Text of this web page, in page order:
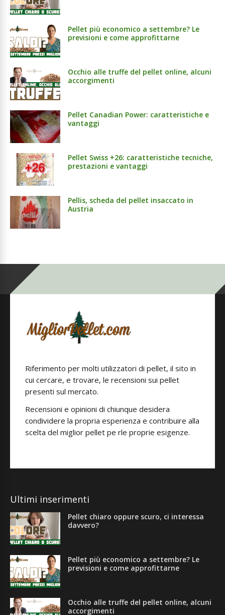
Pellet più economico a settembre? Le
previsioni e come approfittarne
Occhio alle truffe del pellet online, alcuni
accorgimenti
Pellet Canadian Power: caratteristiche e
vantaggi
Pellet Swiss +26: caratteristiche tecniche,
prestazioni e vantaggi
Pellis, scheda del pellet insaccato in
Austria
Riferimento per molti utilizzatori di pellet, il sito in
cui cercare, e trovare, le recensioni sui pellet
presenti sul mercato.
Recensioni e opinioni di chiunque desidera
condividere la propria esperienza e contribuire alla
scelta del miglior pellet pe rle proprie esigenze.
Ultimi inserimenti
Pellet chiaro oppure scuro, ci interessa
davvero?
Pellet più economico a settembre? Le
previsioni e come approfittarne
Occhio alle truffe del pellet online, alcuni
accorgimenti